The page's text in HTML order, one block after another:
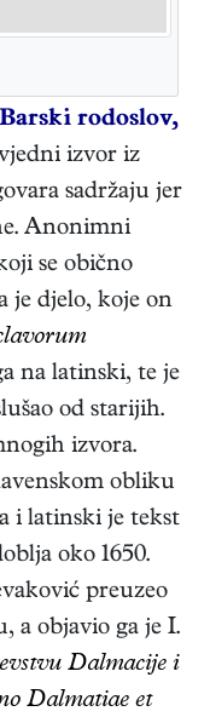
rodoslov,
izvor iz
sadržaju jer
Anonimni
se obično
je djelo, koje on
na latinski, te je
od starijih.
izvora.
obliku
i latinski je tekst
oko 1650.
preuzeo
a objavio ga je I.
Dalmacije i
Dalmatiae et